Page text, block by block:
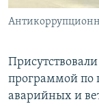
программой по
аварийных и